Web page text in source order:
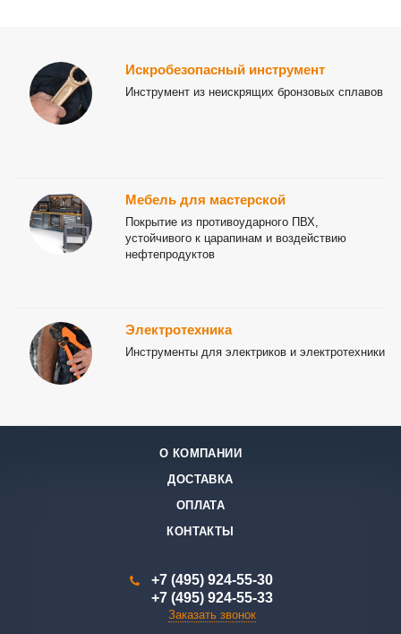
Искробезопасный инструмент
Инструмент из неискрящих бронзовых сплавов
Мебель для мастерской
Покрытие из противоударного ПВХ,
устойчивого к царапинам и воздействию
нефтепродуктов
Электротехника
Инструменты для электриков и электротехники
О КОМПАНИИ
ДОСТАВКА
ОПЛАТА
КОНТАКТЫ
+7 (495) 924-55-30
+7 (495) 924-55-33
Заказать звонок